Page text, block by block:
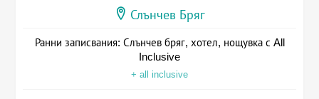
Слънчев Бряг
Ранни записвания: Слънчев бряг, хотел, нощувка с All
Inclusive
+ all inclusive